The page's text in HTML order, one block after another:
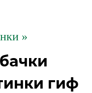
»
гиф